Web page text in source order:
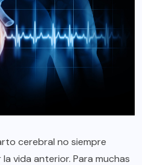
cerebral no siempre
vida anterior. Para muchas